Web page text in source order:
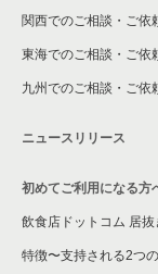
横浜市保土ケ谷
横浜市旭区の飲
横浜市緑区の飲
平塚市の飲食店
横浜市港南区の
横須賀市の飲食
関西でのご相談・ご依
東海でのご相談・ご依
九州でのご相談・ご依
ニュースリリース
初めてご利用になる方
飲食店ドットコム 居抜
特徴〜支持される2つ